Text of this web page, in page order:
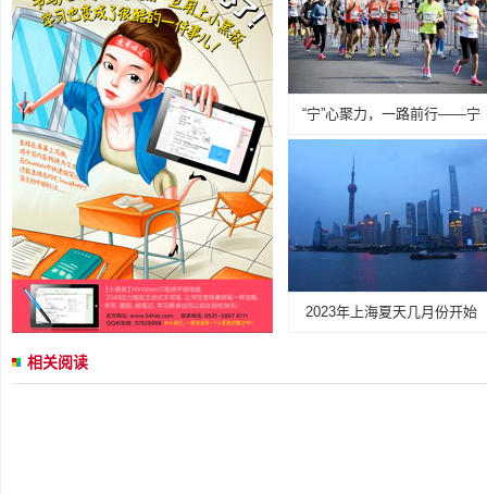
“宁”心聚力，一路前行——宁
2023年上海夏天几月份开始
相关阅读